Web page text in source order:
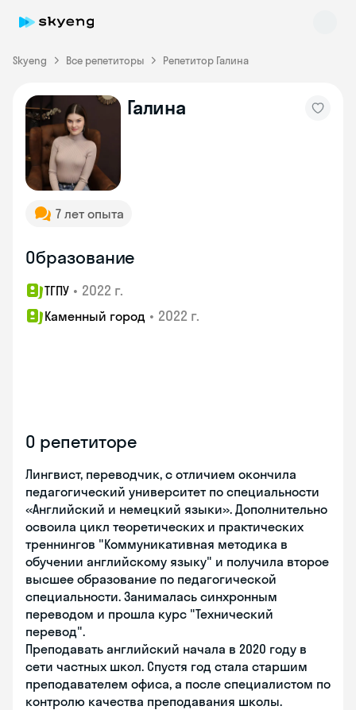
Skyeng Все репетиторы Репетитор Галина
Галина
7 лет опыта
Образование
ТГПУ • 2022 г.
Каменный город • 2022 г.
О репетиторе
Лингвист, переводчик, с отличием окончила
педагогический университет по специальности
«Английский и немецкий языки». Дополнительно
освоила цикл теоретических и практических
треннингов "Коммуникативная методика в
обучении английскому языку" и получила второе
высшее образование по педагогической
специальности. Занималась синхронным
переводом и прошла курс "Технический
перевод".
Преподавать английский начала в 2020 году в
сети частных школ. Спустя год стала старшим
преподавателем офиса, а после специалистом по
контролю качества преподавания школы.
Skyeng Chat
online